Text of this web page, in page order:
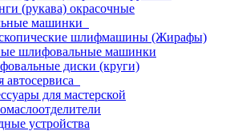
(рукава) окрасочные
машинки
шлифмашины (Жирафы)
шлифовальные машинки
диски (круги)
автосервиса
для мастерской
устройства